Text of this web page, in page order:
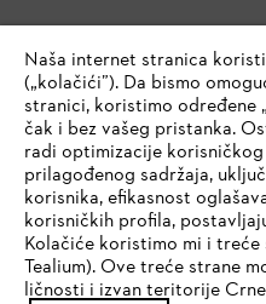
Naša internet stranica
(„kolačići”). Da bismo
stranici, koristimo određene
čak i bez vašeg pristanka.
radi optimizacije
prilagođenog sadržaja,
korisnika, efikasnost
korisničkih profila,
Kolačiće koristimo mi i
Tealium). Ove treće strane
ličnosti i izvan teritorije